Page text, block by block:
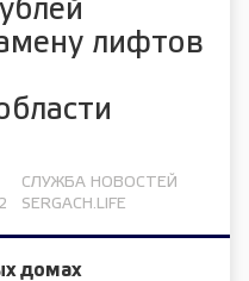
лифтов
СЛУЖБА НОВОСТЕЙ
SERGACH.LIFE
домах